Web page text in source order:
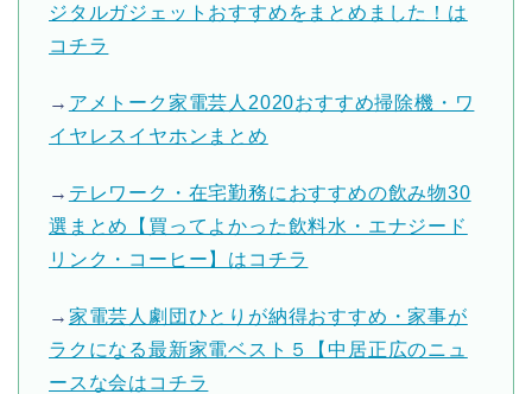
ジタルガジェットおすすめをまとめました！は
コチラ
→ アメトーク家電芸人2020おすすめ掃除機・ワ
イヤレスイヤホンまとめ
→ テレワーク・在宅勤務におすすめの飲み物30
選まとめ【買ってよかった飲料水・エナジード
リンク・コーヒー】はコチラ
→ 家電芸人劇団ひとりが納得おすすめ・家事が
ラクになる最新家電ベスト５【中居正広のニュ
ースな会はコチラ